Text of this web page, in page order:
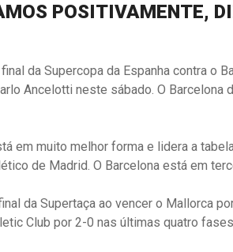
POSITIVAMENTE,
da Supercopa da Espanha contra o
Ancelotti neste sábado. O Barcelona
em muito melhor forma e lidera a
de Madrid. O Barcelona está em
da Supertaça ao vencer o Mallorca
Club por 2-0 nas últimas quatro